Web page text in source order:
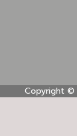
Copyright ©